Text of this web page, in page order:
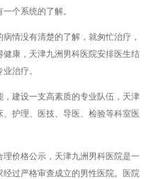
个系统的了解。
没有清楚的了解，就匆忙治疗，
康，天津九洲男科医院安排医生结
治疗。
建设一支高素质的专业队伍，天津
护理、医技、导医、检验等科室医
价格公示，天津九洲男科医院是一
过严格审查成立的男性医院。医院